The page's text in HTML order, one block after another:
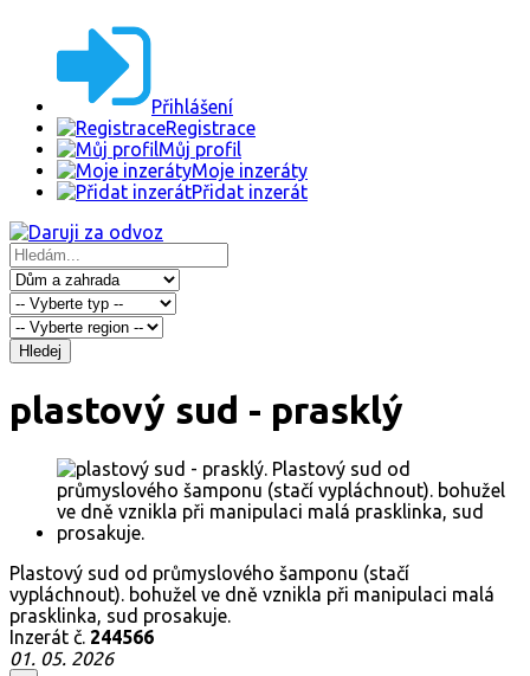
Přihlášení
Registrace
Můj profil
Moje inzeráty
Přidat inzerát
Hledej
plastový sud - prasklý
Plastový sud od průmyslového šamponu (stačí
vypláchnout). bohužel ve dně vznikla při manipulaci malá
prasklinka, sud prosakuje.
Inzerát č. 244566
01. 05. 2026